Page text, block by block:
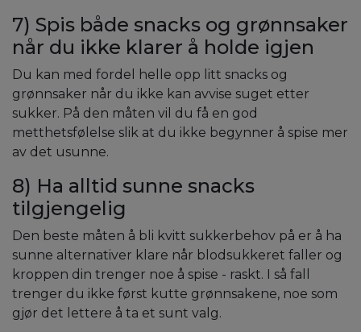
7) Spis både snacks og grønnsaker
når du ikke klarer å holde igjen
Du kan med fordel helle opp litt snacks og
grønnsaker når du ikke kan avvise suget etter
sukker. På den måten vil du få en god
metthetsfølelse slik at du ikke begynner å spise mer
av det usunne.
8) Ha alltid sunne snacks
tilgjengelig
Den beste måten å bli kvitt sukkerbehov på er å ha
sunne alternativer klare når blodsukkeret faller og
kroppen din trenger noe å spise - raskt. I så fall
trenger du ikke først kutte grønnsakene, noe som
gjør det lettere å ta et sunt valg.